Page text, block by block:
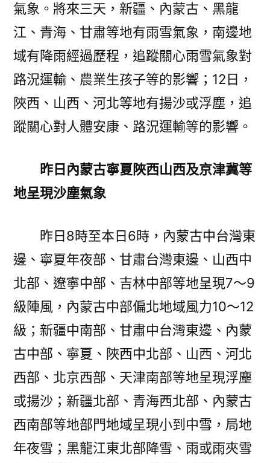
灣
東
有
年
夜
風
&
心
專
網
南
邊
地
域
連
續
雨
氣
象〉
氣象。將來三天，新疆、內蒙古、黑龍
江、青海、甘肅等地有雨雪氣象，南邊地
域有降雨經過歷程，追蹤關心雨雪氣象對
路況運輸、農業生孩子等的影響；12日，
陜西、山西、河北等地有揚沙或浮塵，追
蹤關心對人體安康、路況運輸等的影響。
昨日內蒙古寧夏陜西山西及京津冀等
地呈現沙塵氣象
昨日8時至本日6時，內蒙古中台灣東
邊、寧夏年夜部、甘肅台灣東邊、山西中
北部、遼寧中部、吉林中部等地呈現7～9
級陣風，內蒙古中部偏北地域風力10～12
級；新疆中南部、甘肅中台灣東邊、內蒙
古中部、寧夏、陜西中北部、山西、河北
西部、北京西部、天津南部等地呈現浮塵
或揚沙；新疆北部、青海西北部、內蒙古
西南部等地部門地域呈現小到中雪，局地
年夜雪；黑龍江東北部降雪、雨或雨夾雪